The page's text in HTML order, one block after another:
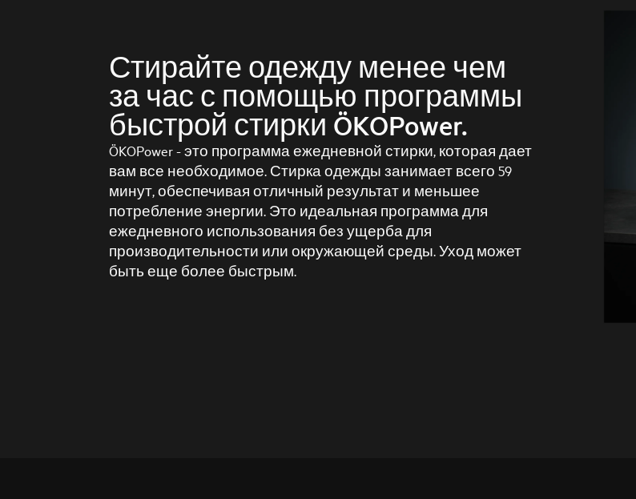
Стирайте одежду менее чем
за час с помощью программы
быстрой стирки ÖKOPower.
ÖKOPower - это программа ежедневной стирки, которая дает
вам все необходимое. Стирка одежды занимает всего 59
минут, обеспечивая отличный результат и меньшее
потребление энергии. Это идеальная программа для
ежедневного использования без ущерба для
производительности или окружающей среды. Уход может
быть еще более быстрым.